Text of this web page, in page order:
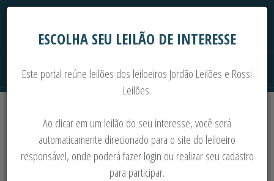
Imoveis Máquinas Sucata
VOLTA ÀS AULAS: MATERIAIS ESCOLARES E
ESCOLHA SEU LEILÃO DE INTERESSE
Este portal reúne leilões dos leiloeiros Jordão Leilões e Rossi
Leilões.
Ao clicar em um leilão do seu interesse, você será
automaticamente direcionado para o site do leiloeiro
responsável, onde poderá fazer login ou realizar seu cadastro
para participar.